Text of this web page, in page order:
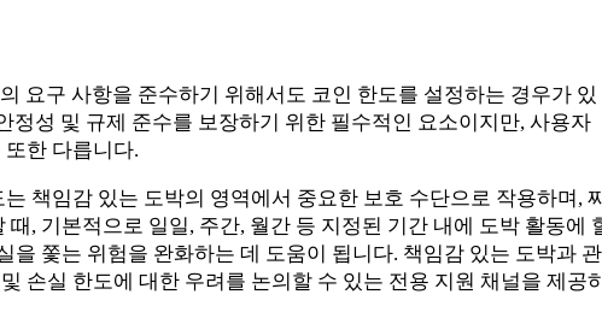
요구 사항을 준수하기 위해서도 코인 한도를 설정하는 경우가 있
성 및 규제 준수를 보장하기 위한 필수적인 요소이지만, 사용자
한 다릅니다.
책임감 있는 도박의 영역에서 중요한 보호 수단으로 작용하며,
, 기본적으로 일일, 주간, 월간 등 지정된 기간 내에 도박 활동에
쫓는 위험을 완화하는 데 도움이 됩니다. 책임감 있는 도박과 관
손실 한도에 대한 우려를 논의할 수 있는 전용 지원 채널을 제공